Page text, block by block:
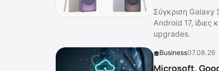
Σύγκριση Galaxy
Android 17, ίδιες
upgrades.
Business07.08.26
Microsoft,